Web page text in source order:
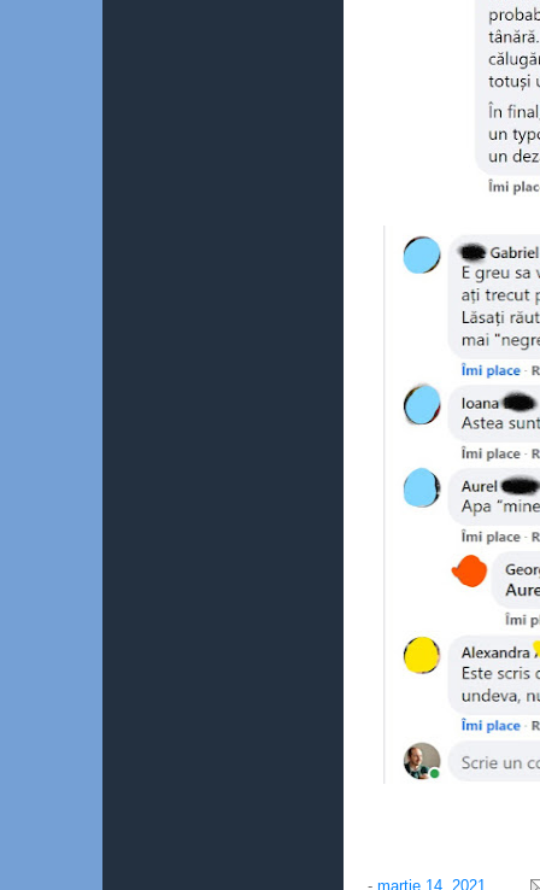
- martie 14, 2021